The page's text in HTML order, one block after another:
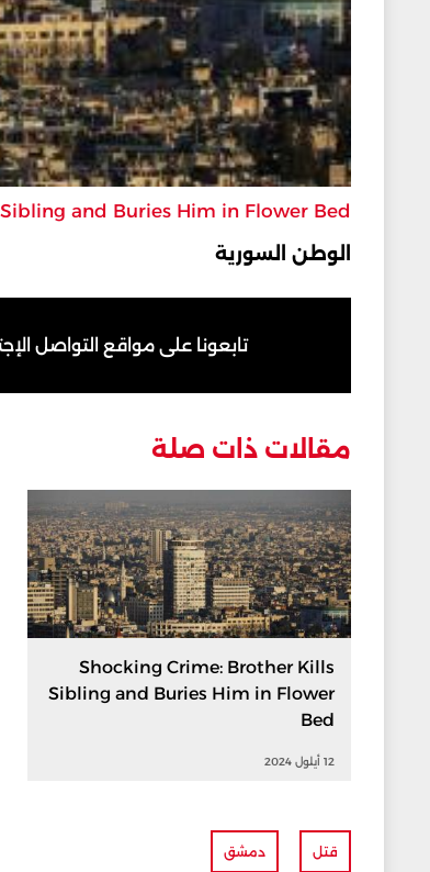
and Buries Him in Flower Bed
الوطن السورية
تابعونا على مواقع التواصل
مقالات ذات صلة
Shocking Crime: Brother Kills
Sibling and Buries Him in Flower
Bed
12 أيلول 2024
قتل دمشق